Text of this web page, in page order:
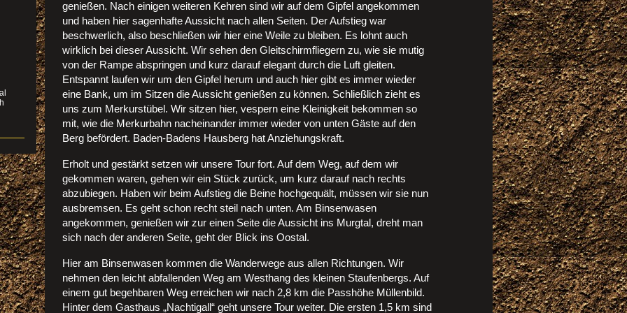
genießen. Nach einigen weiteren Kehren sind wir auf dem Gipfel angekommen
und haben hier sagenhafte Aussicht nach allen Seiten. Der Aufstieg war
beschwerlich, also beschließen wir hier eine Weile zu bleiben. Es lohnt auch
wirklich bei dieser Aussicht. Wir sehen den Gleitschirmfliegern zu, wie sie mutig
von der Rampe abspringen und kurz darauf elegant durch die Luft gleiten.
Entspannt laufen wir um den Gipfel herum und auch hier gibt es immer wieder
eine Bank, um im Sitzen die Aussicht genießen zu können. Schließlich zieht es
uns zum Merkurstübel. Wir sitzen hier, vespern eine Kleinigkeit bekommen so
mit, wie die Merkurbahn nacheinander immer wieder von unten Gäste auf den
Berg befördert. Baden-Badens Hausberg hat Anziehungskraft.
Erholt und gestärkt setzen wir unsere Tour fort. Auf dem Weg, auf dem wir
gekommen waren, gehen wir ein Stück zurück, um kurz darauf nach rechts
abzubiegen. Haben wir beim Aufstieg die Beine hochgequält, müssen wir sie nun
ausbremsen. Es geht schon recht steil nach unten. Am Binsenwasen
angekommen, genießen wir zur einen Seite die Aussicht ins Murgtal, dreht man
sich nach der anderen Seite, geht der Blick ins Oostal.
Hier am Binsenwasen kommen die Wanderwege aus allen Richtungen. Wir
nehmen den leicht abfallenden Weg am Westhang des kleinen Staufenbergs. Auf
einem gut begehbaren Weg erreichen wir nach 2,8 km die Passhöhe Müllenbild.
Hinter dem Gasthaus „Nachtigall“ geht unsere Tour weiter. Die ersten 1,5 km sind